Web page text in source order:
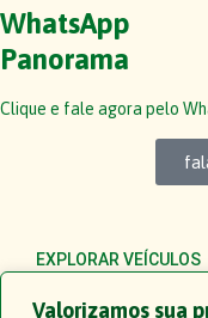
Valorizamos sua
WhatsApp
Panorama
Clique e fale agora pelo
EXPLORAR VEÍCULOS
BLOG